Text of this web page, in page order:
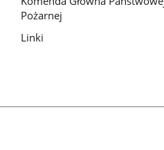
Pożarnej
Linki